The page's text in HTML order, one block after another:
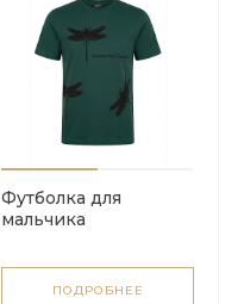
Футболка для
мальчика
ПОДРОБНЕЕ